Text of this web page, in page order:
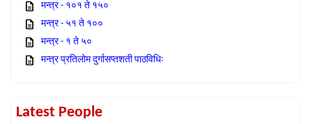
मन्त्र - १०१ ते १५०
मन्त्र - ५१ ते १००
मन्त्र - १ ते ५०
मन्त्र प्रतिलोम दुर्गासप्तशती पाठविधिः
Latest People